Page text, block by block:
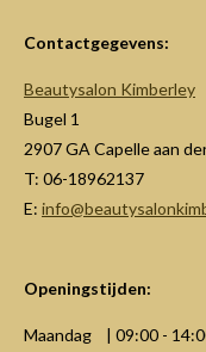
Contactgegevens:
Beautysalon Kimberley
Bugel 1
2907 GA Capelle aan
T: 06-18962137
E:
Openingstijden:
Maandag | 09:00 -